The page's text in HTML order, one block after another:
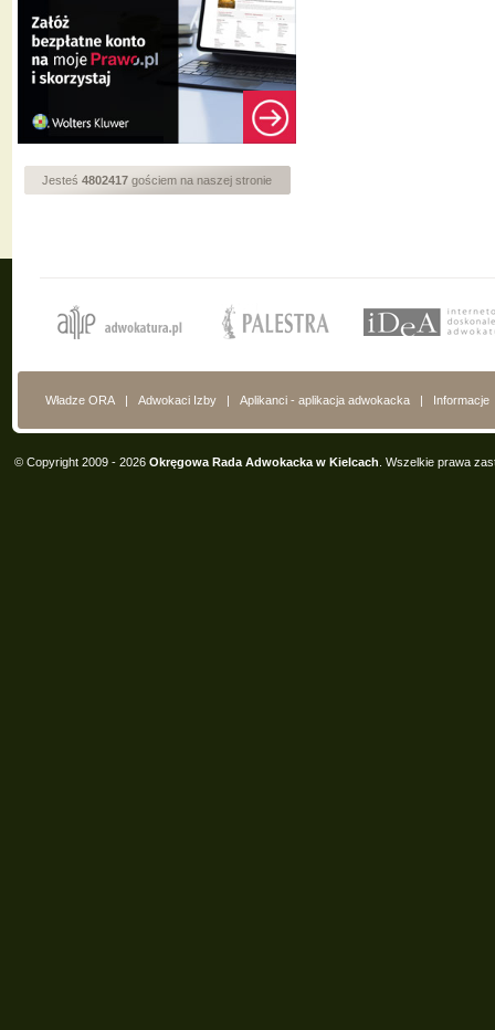
Jesteś 4802417 gościem na naszej stronie
Władze ORA | Adwokaci Izby | Aplikanci - aplikacja adwokacka | Informacje
© Copyright 2009 - 2026 Okręgowa Rada Adwokacka w Kielcach . Wszelkie prawa